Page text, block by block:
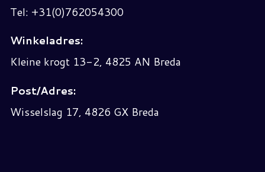
Tel: +31(0)762054300
Winkeladres:
Kleine krogt 13-2, 4825 AN Breda
Post/Adres:
Wisselslag 17, 4826 GX Breda